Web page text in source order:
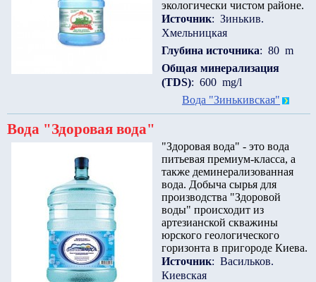
экологически чистом районе.
Источник: Зинькив.
Хмельницкая
Глубина источника: 80 m
Общая минерализация
(TDS): 600 mg/l
Вода "Зинькивская"
Вода "Здоровая вода"
"Здоровая вода" - это вода
питьевая премиум-класса, а
также деминерализованная
вода. Добыча сырья для
производства "Здоровой
воды" происходит из
артезианской скважины
юрского геологического
горизонта в пригороде Киева.
Источник: Васильков.
Киевская